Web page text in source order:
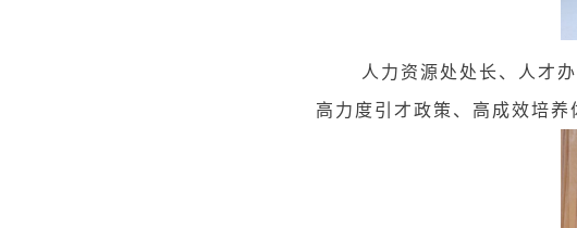
人力资源处处长、人才办主
高力度引才政策、高成效培